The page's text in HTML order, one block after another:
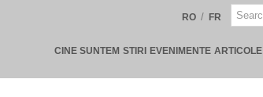
RO / FR
CINE SUNTEM STIRI EVENIMENTE ARTICOLE